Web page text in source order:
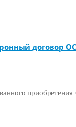
договор
приобретения